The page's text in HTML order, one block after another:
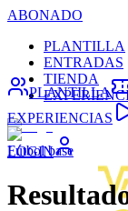
ABONADO
PLANTILLA
ENTRADAS
TIENDA
LOGIN
PLANTILLA
EXPERIENCIAS
Fútbol base